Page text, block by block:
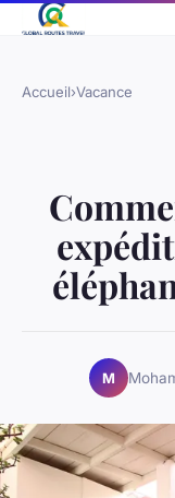
Accueil›Vacance
M